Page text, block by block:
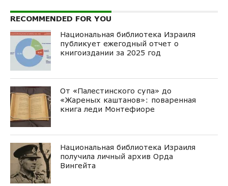
RECOMMENDED FOR YOU
Национальная библиотека Израиля
публикует ежегодный отчет о
книгоиздании за 2025 год
От «Палестинского супа» до
«Жареных каштанов»: поваренная
книга леди Монтефиоре
Национальная библиотека Израиля
получила личный архив Орда
Вингейта